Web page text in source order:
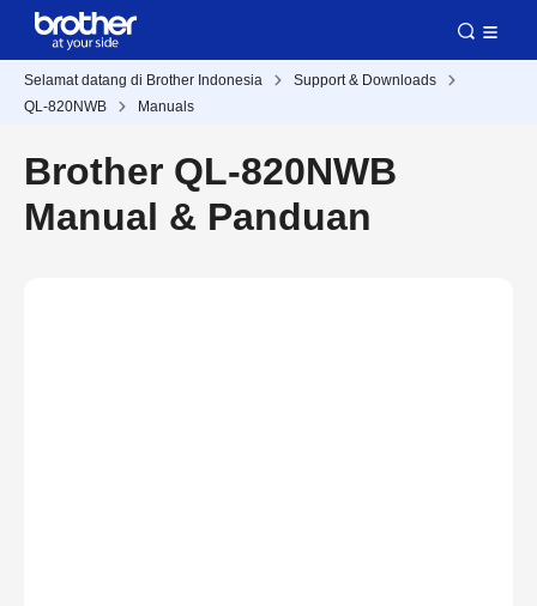
Selamat datang di Brother Indonesia
Support & Downloads
QL-820NWB
Manuals
Brother QL-820NWB
Manual & Panduan